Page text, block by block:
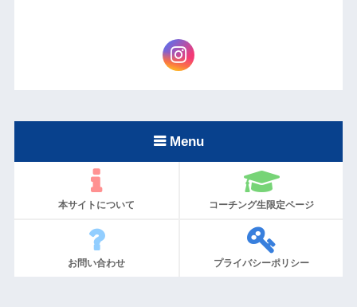
Menu
本サイトについて コーチング生限定ページ
お問い合わせ プライバシーポリシー